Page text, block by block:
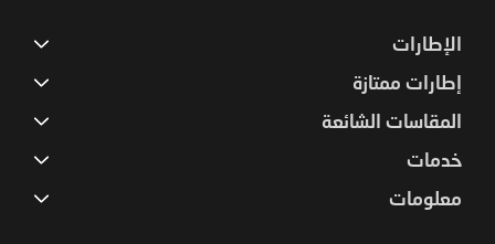
الإطارات
إطارات ممتازة
المقاسات الشائعة
خدمات
معلومات